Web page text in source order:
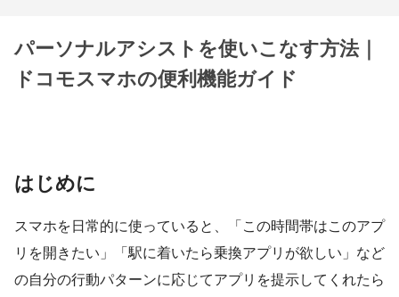
パーソナルアシストを使いこなす方法｜
ドコモスマホの便利機能ガイド
はじめに
スマホを日常的に使っていると、「この時間帯はこのアプ
リを開きたい」「駅に着いたら乗換アプリが欲しい」など
の自分の行動パターンに応じてアプリを提示してくれたら